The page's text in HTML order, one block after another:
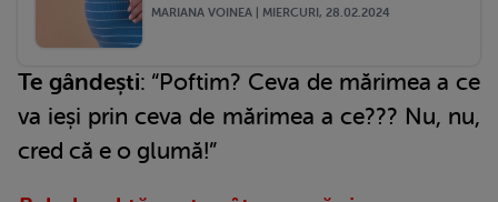
MARIANA VOINEA | MIERCURI, 28.02.2024
Te gândești: “Poftim? Ceva de mărimea a ce
va ieși prin ceva de mărimea a ce??? Nu, nu,
cred că e o glumă!”